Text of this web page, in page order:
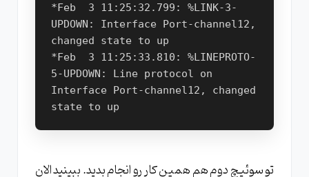
*Feb  3 11:25:32.799: %LINK-3-
UPDOWN: Interface Port-channel12,
changed state to up
*Feb  3 11:25:33.810: %LINEPROTO-
5-UPDOWN: Line protocol on
Interface Port-channel12, changed
تو سوئیچ دوم هم همین کار رو انجام بدید. ببینید الان